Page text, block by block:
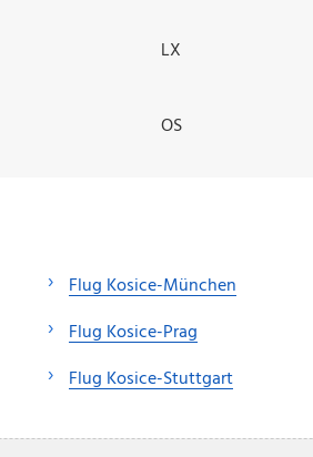
LX
OS
Flug Kosice-München
Flug Kosice-Prag
Flug Kosice-Stuttgart